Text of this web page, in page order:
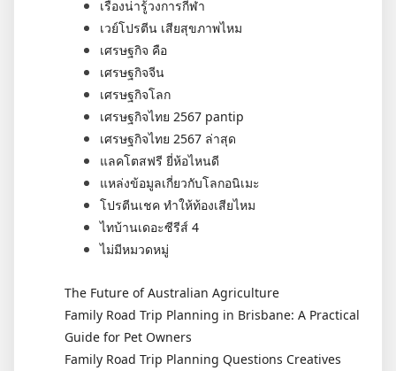
เรื่องน่ารู้วงการกีฬา
เวย์โปรตีน เสียสุขภาพไหม
เศรษฐกิจ คือ
เศรษฐกิจจีน
เศรษฐกิจโลก
เศรษฐกิจไทย 2567 pantip
เศรษฐกิจไทย 2567 ล่าสุด
แลคโตสฟรี ยี่ห้อไหนดี
แหล่งข้อมูลเกี่ยวกับโลกอนิเมะ
โปรตีนเชค ทำให้ท้องเสียไหม
ไทบ้านเดอะซีรีส์ 4
ไม่มีหมวดหมู่
The Future of Australian Agriculture
Family Road Trip Planning in Brisbane: A Practical
Guide for Pet Owners
Family Road Trip Planning Questions Creatives